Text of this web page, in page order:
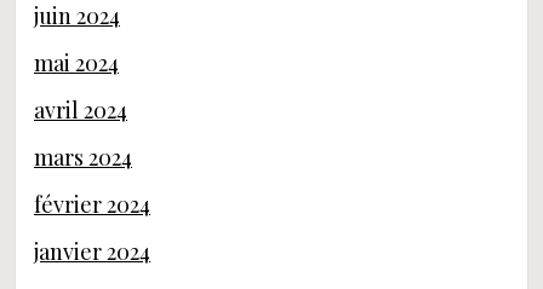
juin 2024
mai 2024
avril 2024
mars 2024
février 2024
janvier 2024